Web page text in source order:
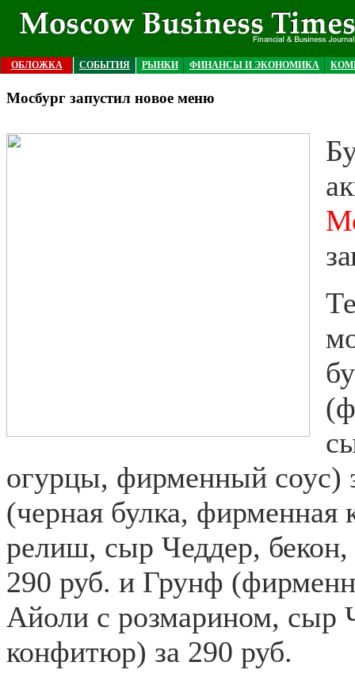
ОБЛОЖКА СОБЫТИЯ РЫНКИ ФИНАНСЫ И ЭКОНОМИКА
Мосбург запустил новое меню
огурцы, фирменный соус)
(черная булка, фирменная
релиш, сыр Чеддер,
290 руб. и Грунф
Айоли с розмарином, сыр
конфитюр) за 290 руб.